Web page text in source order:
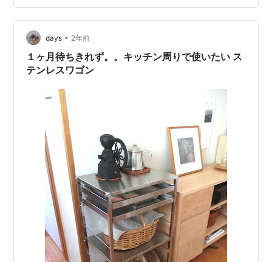
づらく 在庫チェックも だんだん面倒に。。 よく使う 日
用品は、やっぱり すぐ 目に付くところがいいなぁと、
一階へ 下ろすことにしました トイレットペーパーや…
days • 2年前
１ヶ月待ちきれず。。キッチン周りで使いたい ス
テンレスワゴン